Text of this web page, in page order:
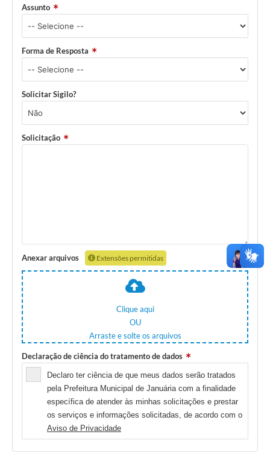
Galeria de Vídeos
Notícias
Links e Sites
Arquivos para Download
SIC
Contato
Fotos - Eventos Oficiais
Assunto
Forma de Resposta
Solicitar Sigilo?
Solicitação
Anexar arquivos Extensões permitidas
Clique aqui
OU
Arraste e solte os arquivos
Declaração de ciência do tratamento de dados
Declaro ter ciência de que meus dados serão tratados
pela Prefeitura Municipal de Januária com a finalidade
específica de atender às minhas solicitações e prestar
os serviços e informações solicitadas, de acordo com o
Aviso de Privacidade